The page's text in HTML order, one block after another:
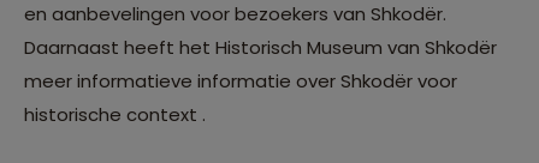
en aanbevelingen voor bezoekers van Shkodër.
Daarnaast heeft het Historisch Museum van Shkodër
meer informatieve informatie over Shkodër voor
historische context .